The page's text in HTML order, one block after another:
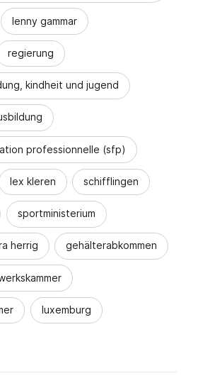
lenny gammar
regierung
kindheit und jugend
professionnelle (sfp)
lex kleren schifflingen
sportministerium
herrig gehälterabkommen
luxemburg